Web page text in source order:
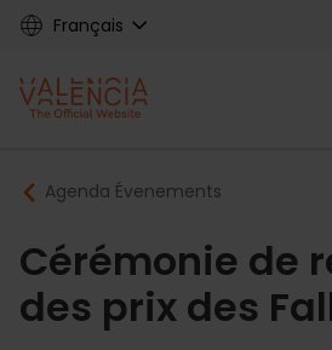
Skip
content
Français
Main
navigation
Breadcrumb
Agenda Évenements
Cérémonie de
des prix des